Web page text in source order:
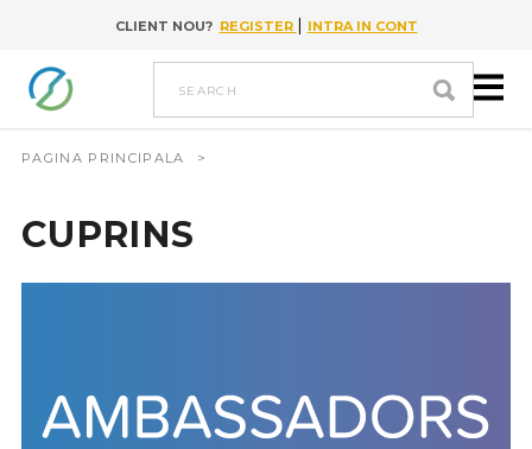
Go to content
CLIENT NOU? REGISTER | INTRA IN CONT
search
PAGINA PRINCIPALA >
CUPRINS